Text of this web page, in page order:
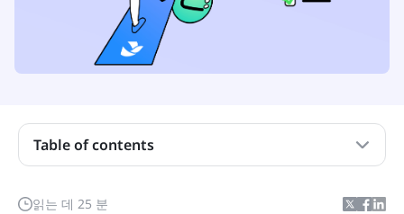
읽는 데 25 분
Table of contents
건설 프로젝트 관리 소프트웨어에서 찾아야 할 사항